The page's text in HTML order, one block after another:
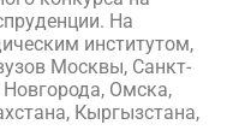
На
институтом,
Москвы, Санкт-
Новгорода, Омска,
Кыргызстана,